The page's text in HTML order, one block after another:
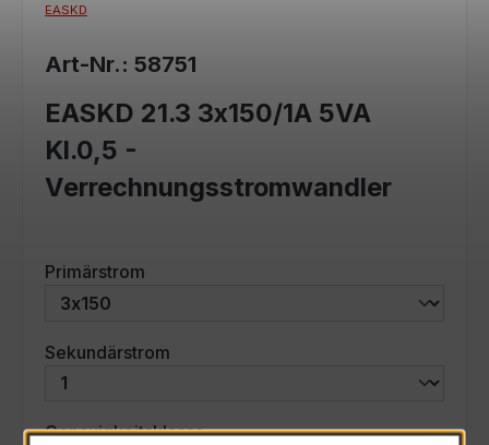
EASKD
Art-Nr.: 58751
EASKD 21.3 3x150/1A 5VA
Kl.0,5 -
Verrechnungsstromwandler
Primärstrom
Sekundärstrom
Genauigkeitsklasseauswählen